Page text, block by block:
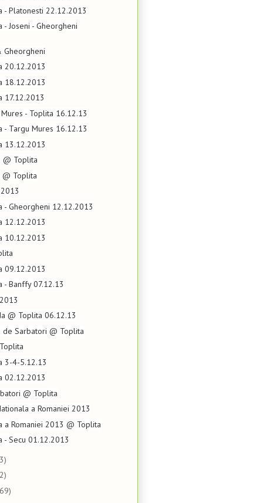
- Platonesti 22.12.2013
- Joseni - Gheorgheni
Gheorgheni
20.12.2013
18.12.2013
17.12.2013
- Toplita 16.12.13
- Targu Mures 16.12.13
13.12.2013
@ Toplita
@ Toplita
- Gheorgheni 12.12.2013
12.12.2013
10.12.2013
09.12.2013
- Banffy 07.12.13
@ Toplita 06.12.13
de Sarbatori @ Toplita
3-4-5.12.13
02.12.2013
@ Toplita
a Romaniei 2013
a Romaniei 2013 @ Toplita
- Secu 01.12.2013